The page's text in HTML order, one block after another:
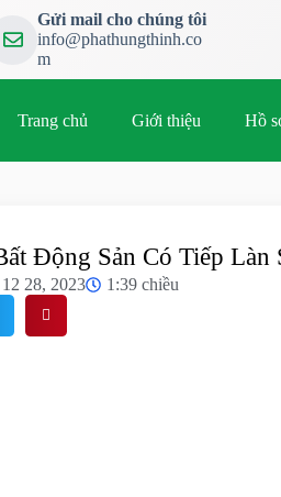
Gửi mail cho chúng tôi
info@phathungthinh.co
m
Trang chủ Giới thiệu Hồ
Động Sản Có Tiếp Làn
28, 2023 1:39 chiều